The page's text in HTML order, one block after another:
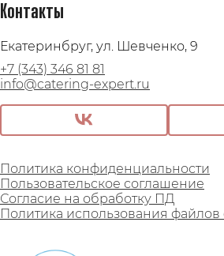
Контакты
Екатеринбруг, ул. Шевченко, 9
+7 (343) 346 81 81
info@catering-expert.ru
Политика конфиденциальности
Пользовательское соглашение
Согласие на обработку ПД
Политика использования файлов